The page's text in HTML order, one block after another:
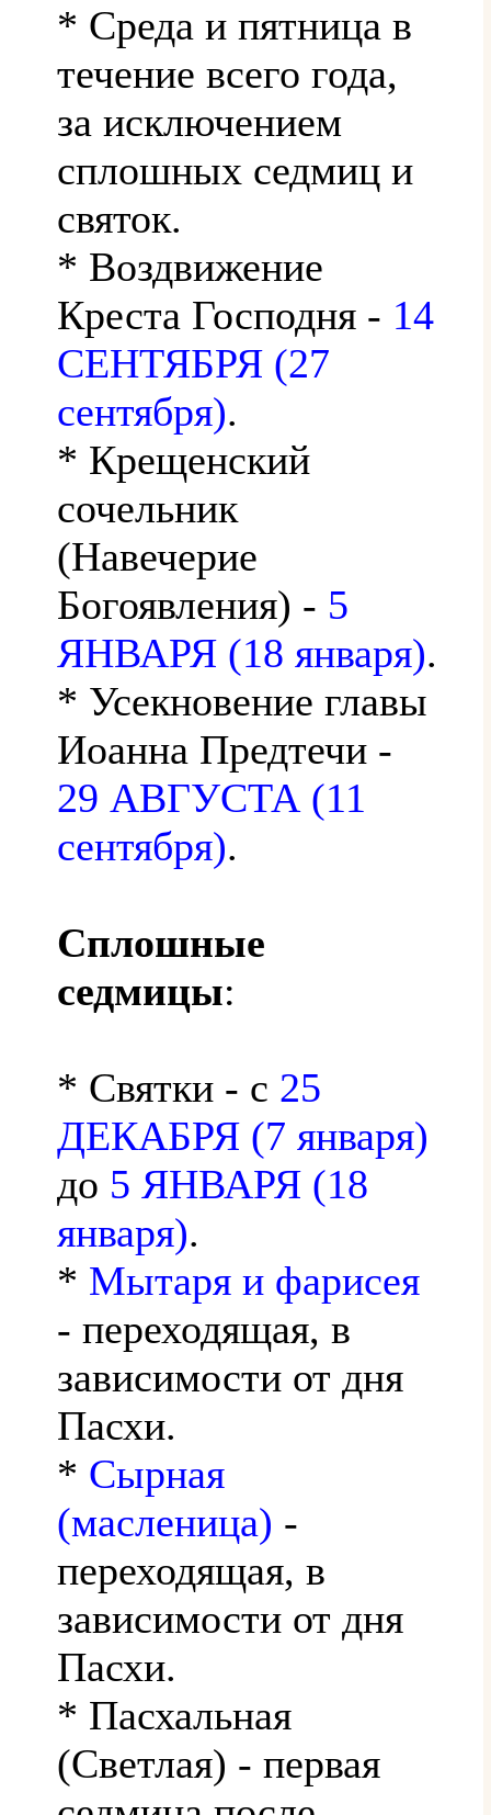
* Среда и пятница в
течение всего года,
за исключением
сплошных седмиц и
святок.
* Воздвижение
Креста Господня - 14
СЕНТЯБРЯ (27
сентября).
* Крещенский
сочельник
(Навечерие
Богоявления) - 5
ЯНВАРЯ (18 января).
* Усекновение главы
Иоанна Предтечи -
29 АВГУСТА (11
сентября).
Сплошные
седмицы:
* Святки - с 25
ДЕКАБРЯ (7 января)
до 5 ЯНВАРЯ (18
января).
* Мытаря и фарисея
- переходящая, в
зависимости от дня
Пасхи.
* Сырная
(масленица) -
переходящая, в
зависимости от дня
Пасхи.
* Пасхальная
(Светлая) - первая